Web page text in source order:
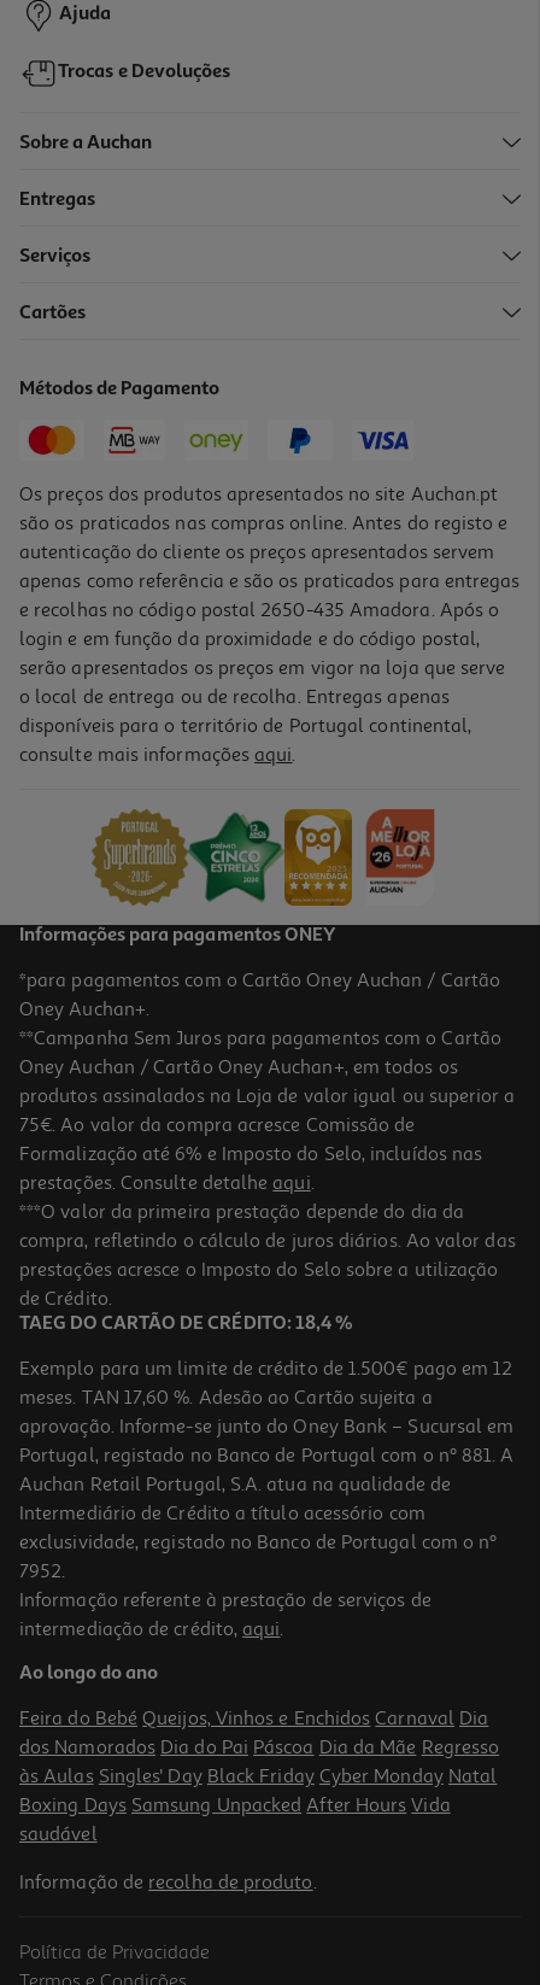
Leite De Coco Koala Light 400ml
Leite Coconut De Côco Para Sobremesa 400ml
5.48 €/Lt
2,19 €
Leite Coconut De Côco Milk Para Cozinhar 400g
5.98 €/Kg
2,39 €
Ajuda
Trocas e Devoluções
Sobre a Auchan
Entregas
Serviços
Cartões
Métodos de Pagamento
Os preços dos produtos apresentados no site Auchan.pt
são os praticados nas compras online. Antes do registo e
autenticação do cliente os preços apresentados servem
apenas como referência e são os praticados para entregas
e recolhas no código postal 2650-435 Amadora. Após o
login e em função da proximidade e do código postal,
serão apresentados os preços em vigor na loja que serve
o local de entrega ou de recolha. Entregas apenas
disponíveis para o território de Portugal continental,
consulte mais informações aqui.
Informações para pagamentos ONEY
*para pagamentos com o Cartão Oney Auchan / Cartão
Oney Auchan+.
**Campanha Sem Juros para pagamentos com o Cartão
Oney Auchan / Cartão Oney Auchan+, em todos os
produtos assinalados na Loja de valor igual ou superior a
75€. Ao valor da compra acresce Comissão de
Formalização até 6% e Imposto do Selo, incluídos nas
prestações. Consulte detalhe aqui.
***O valor da primeira prestação depende do dia da
compra, refletindo o cálculo de juros diários. Ao valor das
prestações acresce o Imposto do Selo sobre a utilização
de Crédito.
TAEG DO CARTÃO DE CRÉDITO: 18,4 %
Exemplo para um limite de crédito de 1.500€ pago em 12
meses. TAN 17,60 %. Adesão ao Cartão sujeita a
aprovação. Informe-se junto do Oney Bank – Sucursal em
Portugal, registado no Banco de Portugal com o nº 881. A
Auchan Retail Portugal, S.A. atua na qualidade de
Intermediário de Crédito a título acessório com
exclusividade, registado no Banco de Portugal com o nº
7952.
Informação referente à prestação de serviços de
intermediação de crédito, aqui.
Ao longo do ano
Feira do Bebé Queijos, Vinhos e Enchidos Carnaval Dia
dos Namorados Dia do Pai Páscoa Dia da Mãe Regresso
às Aulas Singles' Day Black Friday Cyber Monday Natal
Boxing Days Samsung Unpacked After Hours Vida
saudável
Informação de recolha de produto.
Política de Privacidade
Termos e Condições